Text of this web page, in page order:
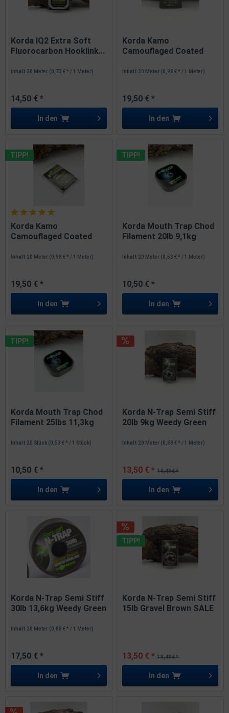
Korda IQ2 Extra Soft
Fluorocarbon Hooklink...
Inhalt 20 Meter (0,73 € * / 1 Meter)
14,50 € *
In den
Korda Kamo
Camouflaged Coated
Inhalt 20 Meter (0,98 € * / 1 Meter)
19,50 € *
In den
TIPP!
Korda Kamo
Camouflaged Coated
Inhalt 20 Meter (0,98 € * / 1 Meter)
19,50 € *
In den
TIPP!
Korda Mouth Trap Chod
Filament 20lb 9,1kg
Inhalt 20 Meter (0,53 € * / 1 Meter)
10,50 € *
In den
TIPP!
Korda Mouth Trap Chod
Filament 25lbs 11,3kg
Inhalt 20 Stück (0,53 € * / 1 Stück)
10,50 € *
In den
Korda N-Trap Semi Stiff
20lb 9kg Weedy Green
Inhalt 20 Meter (0,68 € * / 1 Meter)
19,49 € *
13,50 € *
In den
Korda N-Trap Semi Stiff
30lb 13,6kg Weedy Green
Inhalt 20 Meter (0,88 € * / 1 Meter)
17,50 € *
In den
TIPP!
Korda N-Trap Semi Stiff
15lb Gravel Brown SALE
19,49 € *
13,50 € *
In den